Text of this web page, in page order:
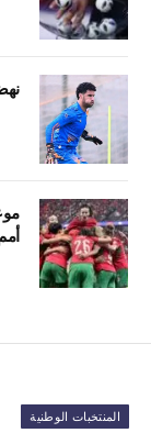
المنتخبات الوطنية